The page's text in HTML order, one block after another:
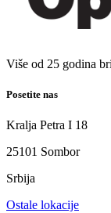
Više od 25 godina
Posetite nas
Kralja Petra I 18
25101 Sombor
Srbija
Ostale lokacije